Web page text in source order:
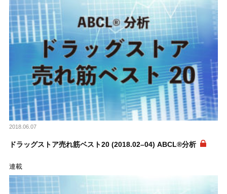
2018.06.07
ドラッグストア売れ筋ベスト20 (2018.02–04) ABCL®分析
連載